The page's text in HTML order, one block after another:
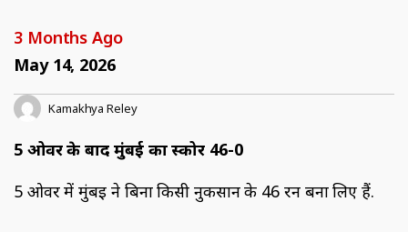
3 Months Ago
May 14, 2026
Kamakhya Reley
5 ओवर के बाद मुंबई का स्कोर 46-0
5 ओवर में मुंबई ने बिना किसी नुकसान के 46 रन बना लिए हैं.